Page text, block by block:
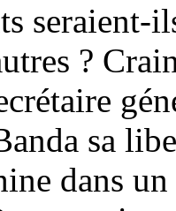
?
sa
dans